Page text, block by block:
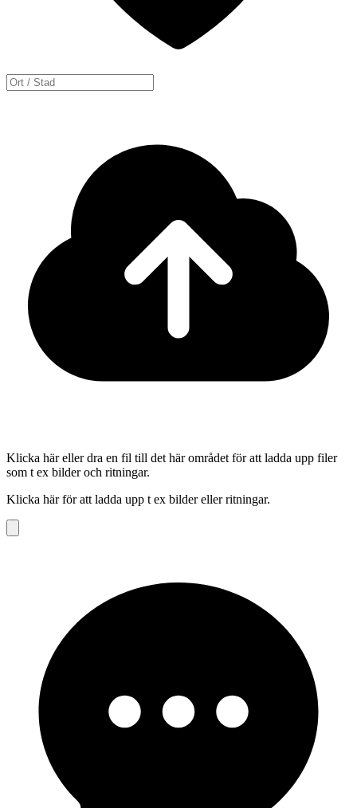
Klicka här eller dra en fil till det här området för att ladda upp filer
som t ex bilder och ritningar.
Klicka här för att ladda upp t ex bilder eller ritningar.